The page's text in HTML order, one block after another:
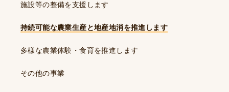
施設等の整備を支援します
持続可能な農業生産と地産地消を推進します
多様な農業体験・食育を推進します
その他の事業